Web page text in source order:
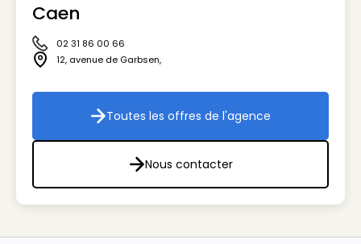
Caen
Icône téléphone
02 31 86 00 66
Icône adresse
12, avenue de Garbsen,
Toutes les offres de l'agence
Toutes les offres de l'agence
Nous contacter
Nous contacter